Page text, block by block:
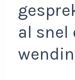
al snel